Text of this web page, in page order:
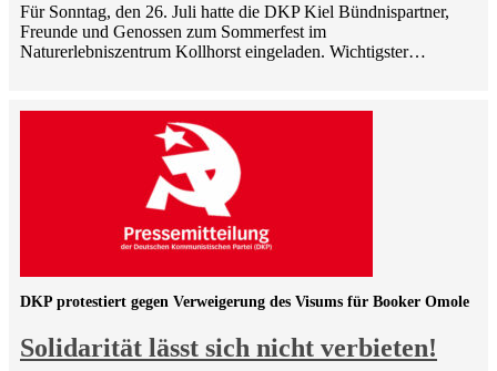
Für Sonntag, den 26. Juli hatte die DKP Kiel Bündnispartner,
Freunde und Genossen zum Sommerfest im
Naturerlebniszentrum Kollhorst eingeladen. Wichtigster…
Solidarität lässt sich nicht verbieten!
DKP protestiert gegen Verweigerung des Visums für Booker Omole